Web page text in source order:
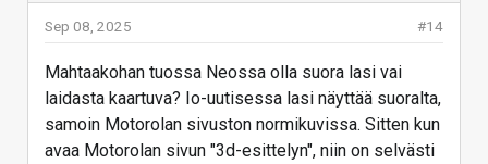
#14
Sep 08, 2025
Mahtaakohan tuossa Neossa olla suora lasi vai
laidasta kaartuva? Io-uutisessa lasi näyttää suoralta,
samoin Motorolan sivuston normikuvissa. Sitten kun
avaa Motorolan sivun "3d-esittelyn", niin on selvästi